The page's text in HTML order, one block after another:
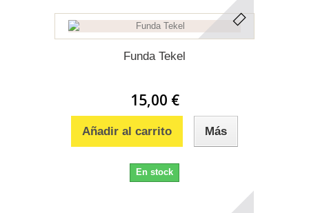
Funda Tekel
15,00 €
Añadir al carrito Más
En stock